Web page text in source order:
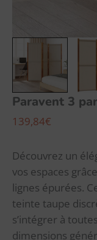
Paravent 3
139,84€
Découvrez un
vos espaces
lignes épurées.
teinte taupe
s’intégrer à
dimensions